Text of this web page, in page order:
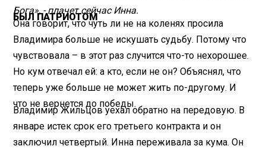
Бога», - плачет сейчас Инна.
БЫЛ ПАТРИОТОМ
Она говорит, что чуть ли не на коленях просила
Владимира больше не искушать судьбу. Потому что
чувствовала – в этот раз случится что-то нехорошее.
Но кум отвечал ей: а кто, если не он? Объяснял, что
теперь уже больше не может жить по-другому. И
что не вернется до победы.
Владимир Жильцов уехал обратно на передовую. В
январе истек срок его третьего контракта и он
заключил четвертый. Инна переживала за кума. Он